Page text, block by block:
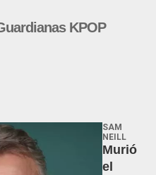
KPOP
SAM
NEILL
Murió
el